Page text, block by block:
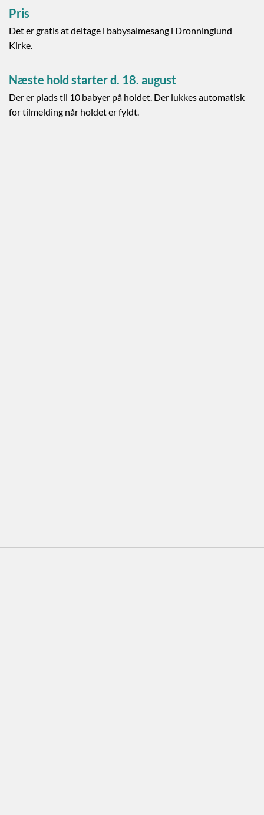
Pris
Det er gratis at deltage i babysalmesang i Dronninglund
Kirke.
Næste hold starter d. 18. august
Der er plads til 10 babyer på holdet. Der lukkes automatisk
for tilmelding når holdet er fyldt.